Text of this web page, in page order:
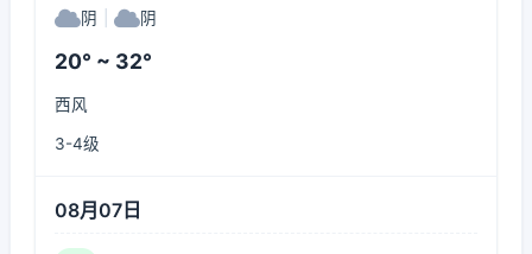
阴 阴
20° ~ 32°
西风
3-4级
08月07日